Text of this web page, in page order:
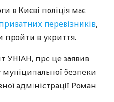
в Києві поліція має
приватних перевізників,
пройти в укриття.
УНІАН, про це заявив
безпеки
адміністрації Роман